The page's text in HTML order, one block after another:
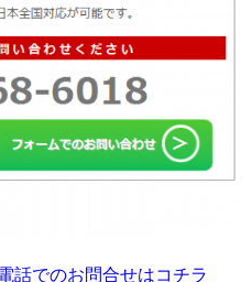
話でのお問合せはコチラ